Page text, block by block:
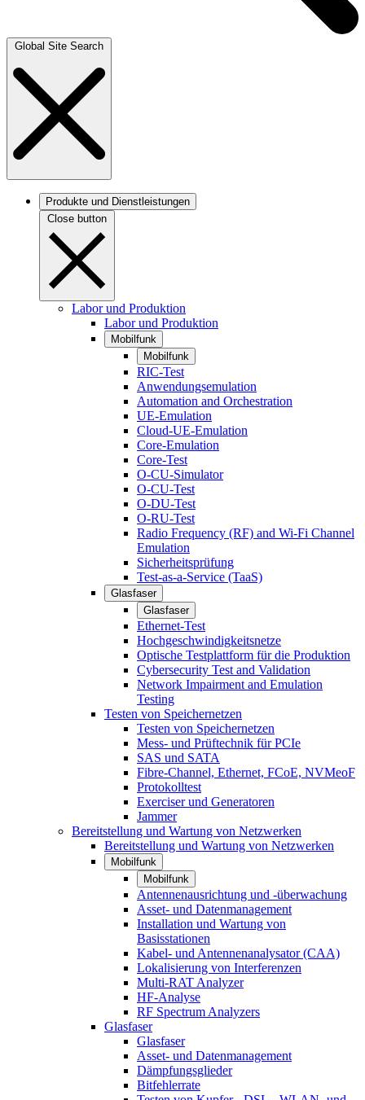
Global Site Search
Produkte und Dienstleistungen
Close button
Labor und Produktion
Labor und Produktion
Mobilfunk
Mobilfunk
RIC-Test
Anwendungsemulation
Automation and Orchestration
UE-Emulation
Cloud-UE-Emulation
Core-Emulation
Core-Test
O-CU-Simulator
O-CU-Test
O-DU-Test
O-RU-Test
Radio Frequency (RF) and Wi-Fi Channel
Emulation
Sicherheitsprüfung
Test-as-a-Service (TaaS)
Glasfaser
Glasfaser
Ethernet-Test
Hochgeschwindigkeitsnetze
Optische Testplattform für die Produktion
Cybersecurity Test and Validation
Network Impairment and Emulation
Testing
Testen von Speichernetzen
Testen von Speichernetzen
Mess- und Prüftechnik für PCIe
SAS und SATA
Fibre-Channel, Ethernet, FCoE, NVMeoF
Protokolltest
Exerciser und Generatoren
Jammer
Bereitstellung und Wartung von Netzwerken
Bereitstellung und Wartung von Netzwerken
Mobilfunk
Mobilfunk
Antennenausrichtung und -überwachung
Asset- und Datenmanagement
Installation und Wartung von
Basisstationen
Kabel- und Antennenanalysator (CAA)
Lokalisierung von Interferenzen
Multi-RAT Analyzer
HF-Analyse
RF Spectrum Analyzers
Glasfaser
Glasfaser
Asset- und Datenmanagement
Dämpfungsglieder
Bitfehlerrate